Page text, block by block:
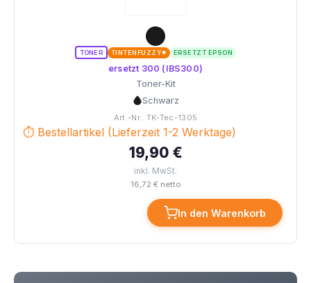
TONER TINTENFUZZY® ERSETZT EPSON
ersetzt 300 (IBS300)
Toner-Kit
Schwarz
Art.-Nr.: TK-Tec-1305
⏱ Bestellartikel (Lieferzeit 1-2 Werktage)
19,90 €
inkl. MwSt.
16,72 € netto
In den Warenkorb